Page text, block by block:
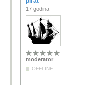
17 godina
moderator
OFFLINE